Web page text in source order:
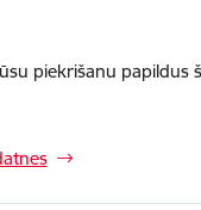
piekrišanu